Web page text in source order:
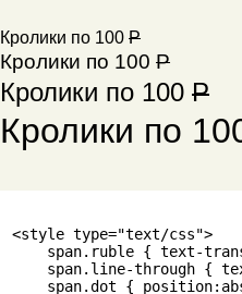
Кролики по 100P
Кролики по 100P
Кролики по 100P
Кролики по
<style type="text/css">
span.ruble { text-
span.line-through {
span.dot {